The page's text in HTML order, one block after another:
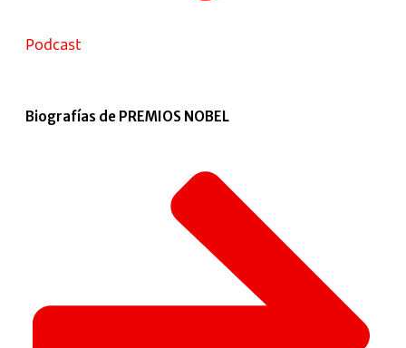
Podcast
Biografías de PREMIOS NOBEL